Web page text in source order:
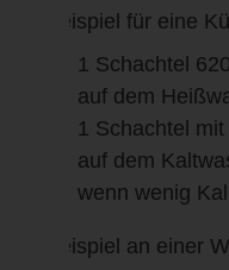
Beispiel für eine
1 Schachtel
auf dem
1 Schachtel
auf dem
wenn wenig
Beispiel an einer